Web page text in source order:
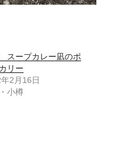
スープカレー凪のポ
リー
2月16日
小樽